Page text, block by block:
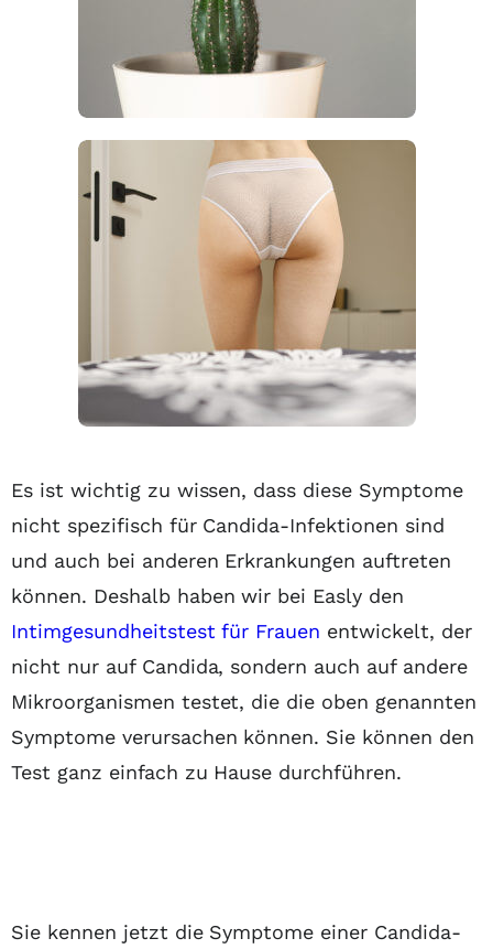
Es ist wichtig zu wissen, dass diese Symptome
nicht spezifisch für Candida-Infektionen sind
und auch bei anderen Erkrankungen auftreten
können. Deshalb haben wir bei Easly den
Intimgesundheitstest für Frauen entwickelt, der
nicht nur auf Candida, sondern auch auf andere
Mikroorganismen testet, die die oben genannten
Symptome verursachen können. Sie können den
Test ganz einfach zu Hause durchführen.
Sie kennen jetzt die Symptome einer Candida-